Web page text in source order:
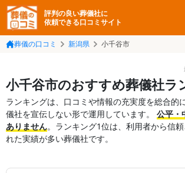
評判の良い葬儀社に
依頼できる口コミサイト
葬儀の口コミ 新潟県 小千谷市
小千谷市のおすすめ葬儀社ラ
ランキングは、口コミや情報の充実度を総合的
儀社を宣伝しない形で運用しています。 公平・
ありません。ランキング1位は、利用者から信
れた実績が多い葬儀社です。